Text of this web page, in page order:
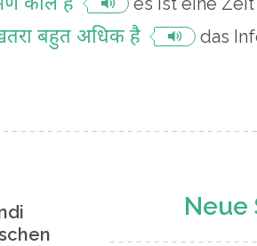
बहुत अधिक है das
Neue